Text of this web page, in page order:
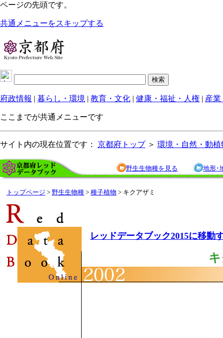
ページの先頭です。
共通メニューをスキップする
府政情報 | 暮らし・環境 | 教育・文化 | 健康・福祉・人権 | 産業
ここまでが共通メニューです
サイト内の現在位置です： 京都府トップ＞ 環境・自然・動植
野生生物種を見る 地形･
トップページ > 野生生物種 > 種子植物 > キクアザミ
レッドデータブック2015に移動